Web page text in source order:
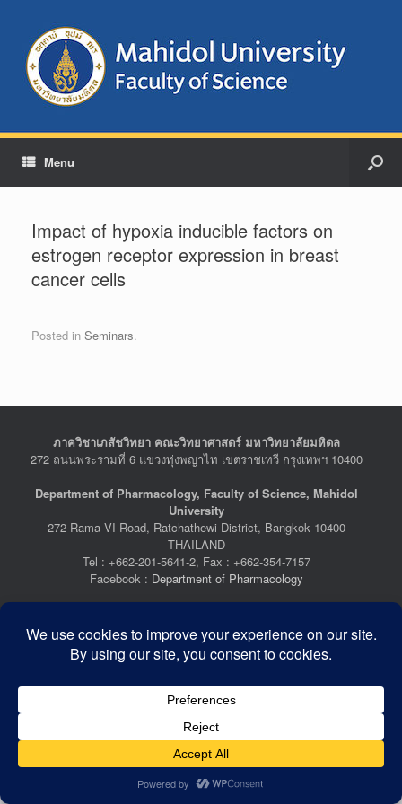
Menu
Impact of hypoxia inducible factors on
estrogen receptor expression in breast
cancer cells
Posted in Seminars.
ภาควิชาเภสัชวิทยา คณะวิทยาศาสตร์ มหาวิทยาลัยมหิดล
272 ถนนพระรามที่ 6 แขวงทุ่งพญาไท เขตราชเทวี กรุงเทพฯ 10400
Department of Pharmacology, Faculty of Science, Mahidol
University
272 Rama VI Road, Ratchathewi District, Bangkok 10400
THAILAND
Tel : +662-201-5641-2, Fax : +662-354-7157
Facebook : Department of Pharmacology